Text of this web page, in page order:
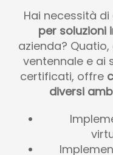
Hai necessità di
per soluzioni
azienda?
ventennale e ai
certificati, offre
diversi